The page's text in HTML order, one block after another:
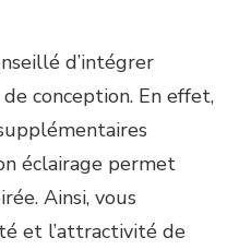
d’intégrer
de conception. En effet,
éclairage permet
Ainsi, vous
et l’attractivité de